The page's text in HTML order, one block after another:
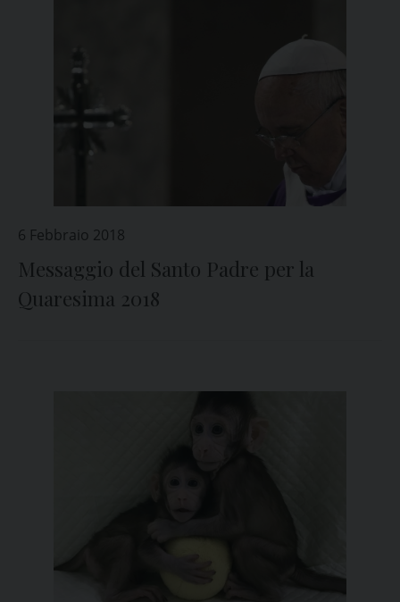
6 Febbraio 2018
Messaggio del Santo Padre per la
Quaresima 2018